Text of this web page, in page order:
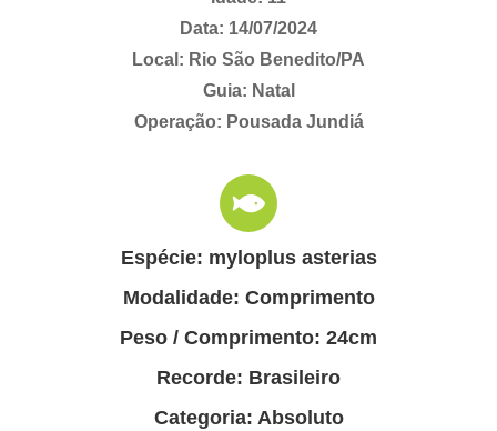
Data: 14/07/2024
Local: Rio São Benedito/PA
Guia: Natal
Operação: Pousada Jundiá
Espécie: myloplus asterias
Modalidade: Comprimento
Peso / Comprimento: 24cm
Recorde: Brasileiro
Categoria: Absoluto